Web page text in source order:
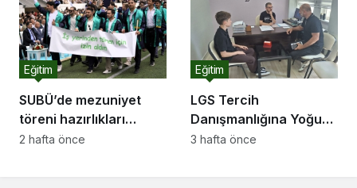
SUBÜ’de mezuniyet
töreni hazırlıkları
tamam
Eğitim
2 hafta önce
LGS Tercih
Danışmanlığına Yoğun
İlgi
Eğitim
3 hafta önce